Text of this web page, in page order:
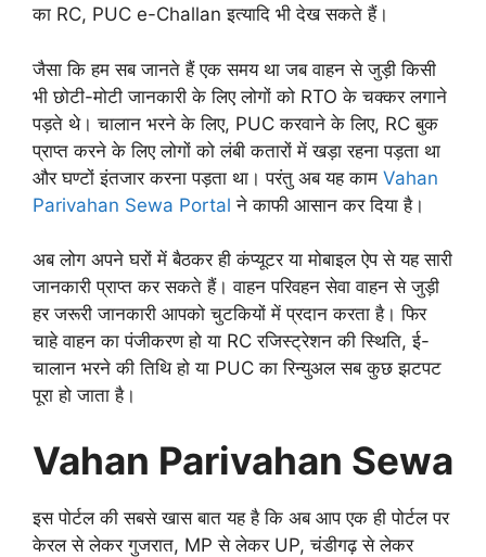
का RC, PUC e-Challan इत्यादि भी देख सकते हैं।
जैसा कि हम सब जानते हैं एक समय था जब वाहन से जुड़ी किसी
भी छोटी-मोटी जानकारी के लिए लोगों को RTO के चक्कर लगाने
पड़ते थे। चालान भरने के लिए, PUC करवाने के लिए, RC बुक
प्राप्त करने के लिए लोगों को लंबी कतारों में खड़ा रहना पड़ता था
और घण्टों इंतजार करना पड़ता था। परंतु अब यह काम Vahan
Parivahan Sewa Portal ने काफी आसान कर दिया है।
अब लोग अपने घरों में बैठकर ही कंप्यूटर या मोबाइल ऐप से यह सारी
जानकारी प्राप्त कर सकते हैं। वाहन परिवहन सेवा वाहन से जुड़ी
हर जरूरी जानकारी आपको चुटकियों में प्रदान करता है। फिर
चाहे वाहन का पंजीकरण हो या RC रजिस्ट्रेशन की स्थिति, ई-
चालान भरने की तिथि हो या PUC का रिन्युअल सब कुछ झटपट
पूरा हो जाता है।
Vahan Parivahan Sewa
इस पोर्टल की सबसे खास बात यह है कि अब आप एक ही पोर्टल पर
केरल से लेकर गुजरात, MP से लेकर UP, चंडीगढ़ से लेकर